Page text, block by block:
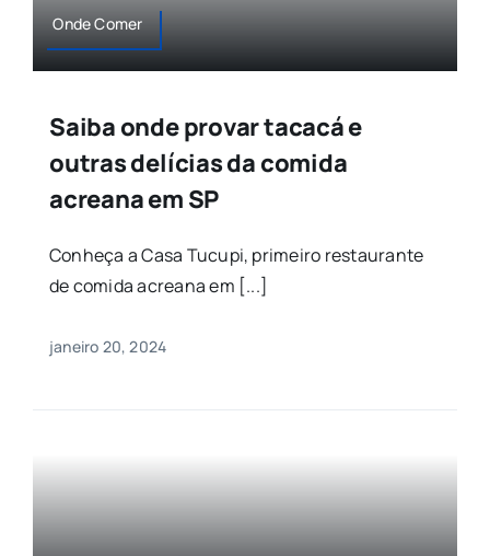
Agenda
resultados
para:
Onde Comer
Saiba onde provar tacacá e
outras delícias da comida
acreana em SP
Conheça a Casa Tucupi, primeiro restaurante
de comida acreana em [...]
janeiro 20, 2024